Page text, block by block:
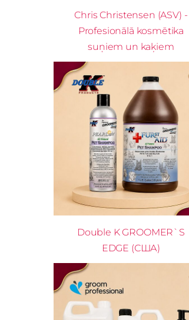
Chris Christensen (ASV) -
Profesionālā kosmētika
suņiem un kaķiem
Double K GROOMER`S
EDGE (США)